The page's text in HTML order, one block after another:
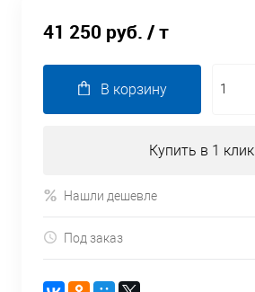
41 250 руб. / т
В корзину
Купить в 1 клик
Нашли дешевле
Под заказ